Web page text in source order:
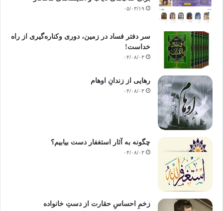
۰۵/۰۳/۱۹
سر دفتر فساد در زمین‌، دوری وکناره‌گیری از راه
خداست‌!
۰۴/۰۸/۰۳
رهایی از زندانِ اوهام
۰۴/۰۸/۰۳
چگونه به آثار استغفار دست بیابیم؟
۰۴/۰۸/۰۳
زخمِ احساسِ حقارت از دستِ خانواده